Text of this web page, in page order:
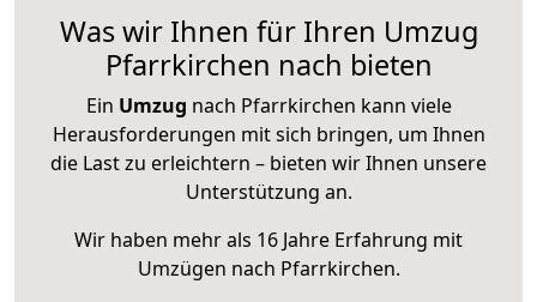
Was wir Ihnen für Ihren Umzug
Pfarrkirchen nach bieten
Ein Umzug nach Pfarrkirchen kann viele
Herausforderungen mit sich bringen, um Ihnen
die Last zu erleichtern – bieten wir Ihnen unsere
Unterstützung an.
Wir haben mehr als 16 Jahre Erfahrung mit
Umzügen nach Pfarrkirchen.